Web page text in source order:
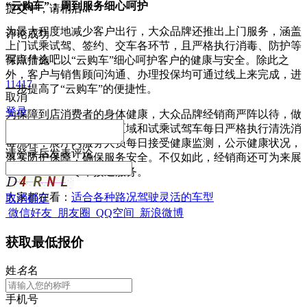
“云购车”：周到服务细心呵护
为最大程度地减少客户出行，大众品牌还推出上门服务，涵盖
上门试乘试驾、签约、交车各环节，且严格执行消毒、防护等
保障措施，以“云购车”细心呵护客户的健康与安全。除此之
外，客户与销售顾问沟通、办理投保均可通过线上来完成，进
一步提高了“云购车”的便捷性。
为保障到店消费者的身体健康，大众品牌经销商严阵以待，做
足准备。除了展厅服务区域和试乘试驾车每日严格执行清洗消
毒流程，展厅内服务人员每日接受健康监测，公示健康状况，
落实防护保障，确保服务安全。不仅如此，经销商还可为来展
厅的客户提供专车接送服务。
大家都在看： 适合各种路况驾驶灵活的车型
提交中，请稍后...
评论成功
写点什么吧
11417
取消
登录
请登录后发表评论
取消确定
微信好友 朋友圈 QQ空间 新浪微博
获取最低报价
姓名名
手机号